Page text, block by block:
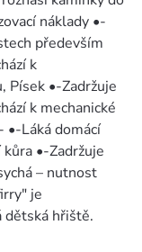
náklady •-
především
k
Písek •-Zadržuje
k mechanické
•-Láká domácí
•-Zadržuje
– nutnost
je
dětská hřiště.